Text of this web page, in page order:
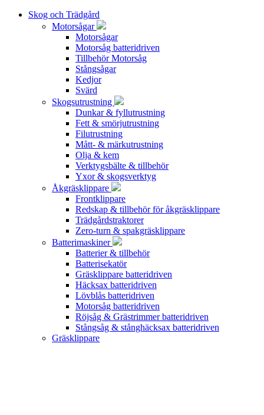
Skog och Trädgård
Motorsågar
Motorsågar
Motorsåg batteridriven
Tillbehör Motorsåg
Stångsågar
Kedjor
Svärd
Skogsutrustning
Dunkar & fyllutrustning
Fett & smörjutrustning
Filutrustning
Mått- & märkutrustning
Olja & kem
Verktygsbälte & tillbehör
Yxor & skogsverktyg
Åkgräsklippare
Frontklippare
Redskap & tillbehör för åkgräsklippare
Trädgårdstraktorer
Zero-turn & spakgräsklippare
Batterimaskiner
Batterier & tillbehör
Batterisekatör
Gräsklippare batteridriven
Häcksax batteridriven
Lövblås batteridriven
Motorsåg batteridriven
Röjsåg & Grästrimmer batteridriven
Stångsåg & stånghäcksax batteridriven
Gräsklippare